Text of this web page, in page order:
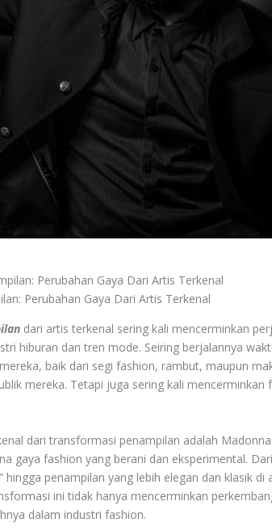
Perubahan Gaya Dari Artis Terkenal
dari artis terkenal sering kali mencerminkan
hiburan dan tren mode. Seiring berjalannya
baik dari segi fashion, rambut, maupun
mereka. Tetapi juga sering kali
dari transformasi penampilan adalah
gaya fashion yang berani dan eksperimental.
hingga penampilan yang lebih elegan dan klasik
ini tidak hanya mencerminkan
dalam industri fashion.